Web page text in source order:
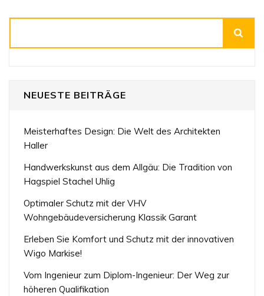
NEUESTE BEITRÄGE
Meisterhaftes Design: Die Welt des Architekten
Haller
Handwerkskunst aus dem Allgäu: Die Tradition von
Hagspiel Stachel Uhlig
Optimaler Schutz mit der VHV
Wohngebäudeversicherung Klassik Garant
Erleben Sie Komfort und Schutz mit der innovativen
Wigo Markise!
Vom Ingenieur zum Diplom-Ingenieur: Der Weg zur
höheren Qualifikation